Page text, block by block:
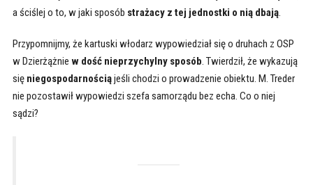
a ściślej o to, w jaki sposób strażacy z tej jednostki o nią dbają.
Przypomnijmy, że kartuski włodarz wypowiedział się o druhach z OSP
w Dzierżążnie w dość nieprzychylny sposób. Twierdził, że wykazują
się niegospodarnościąjeśli chodzi o prowadzenie obiektu. M. Treder
nie pozostawił wypowiedzi szefa samorządu bez echa. Co o niej
sądzi?